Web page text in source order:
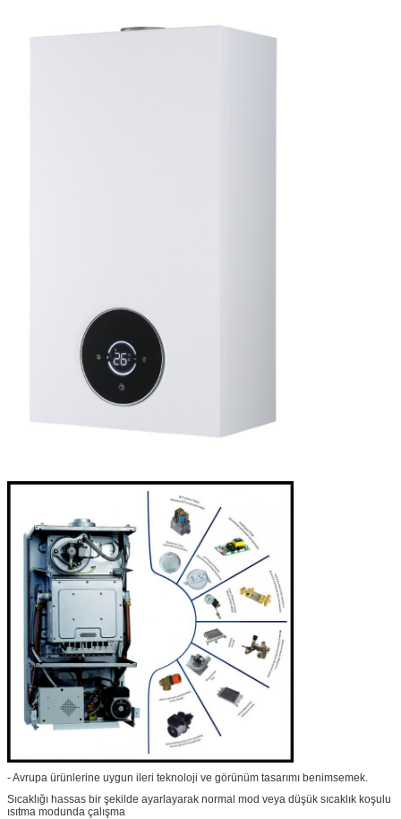
- Avrupa ürünlerine uygun ileri teknoloji ve görünüm tasarımı benimsemek.
Sıcaklığı hassas bir şekilde ayarlayarak normal mod veya düşük sıcaklık koşulu
ısıtma modunda çalışma